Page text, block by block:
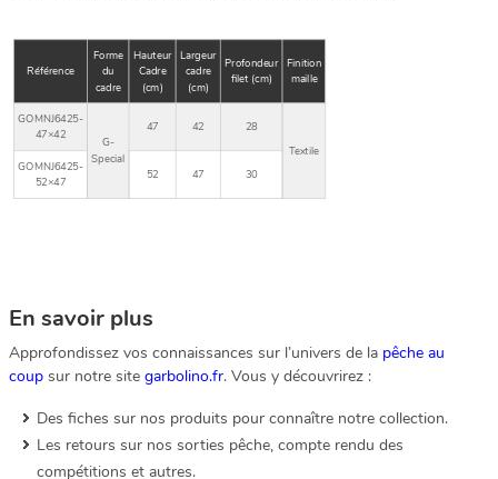
Référence
Forme
du
cadre
Hauteur
Cadre
(cm)
Largeur
cadre
(cm)
Profondeur
filet (cm)
Finition
maille
GOMNJ6425-
47×42
G-
Special
47 42
28
Textile
GOMNJ6425-
52×47
52 47 30
En savoir plus
Approfondissez vos connaissances sur l’univers de la pêche au
coup sur notre site garbolino.fr. Vous y découvrirez :
Des fiches sur nos produits pour connaître notre collection.
Les retours sur nos sorties pêche, compte rendu des
compétitions et autres.